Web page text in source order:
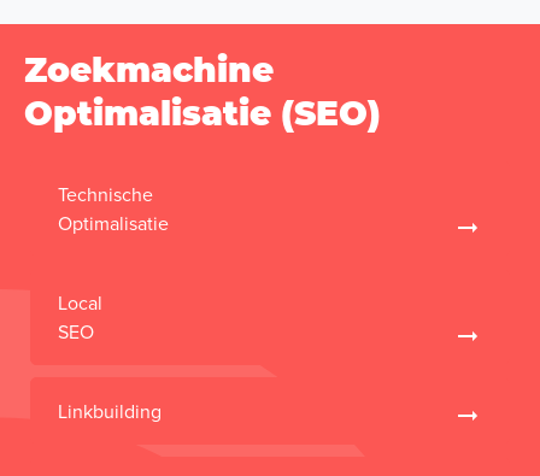
Zoekmachine
Optimalisatie (SEO)
Technische
Optimalisatie
Local
SEO
Linkbuilding